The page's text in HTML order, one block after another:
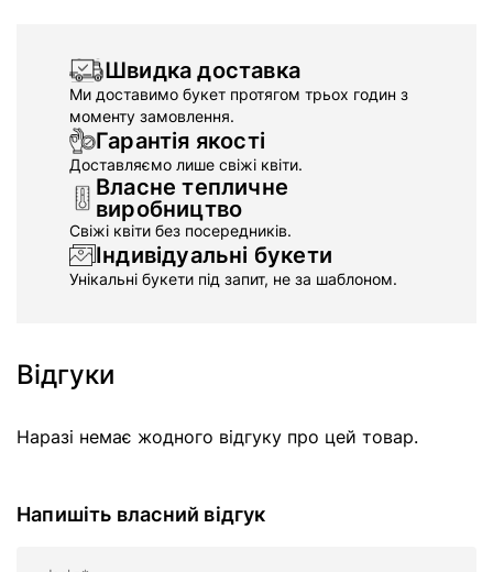
Швидка доставка
Ми доставимо букет протягом трьох годин з
моменту замовлення.
Гарантія якості
Доставляємо лише свіжі квіти.
Власне тепличне
виробництво
Свіжі квіти без посередників.
Індивідуальні букети
Унікальні букети під запит, не за шаблоном.
Відгуки
Наразі немає жодного відгуку про цей товар.
Напишіть власний відгук